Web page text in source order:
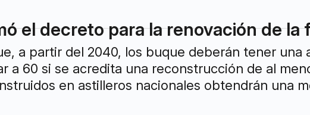
el decreto para la renovación de la
a partir del 2040, los buque deberán tener
a 60 si se acredita una reconstrucción de al
en astilleros nacionales obtendrán una